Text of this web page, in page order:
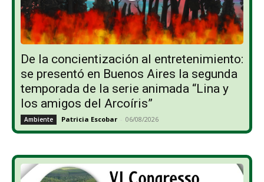
De la concientización al entretenimiento:
se presentó en Buenos Aires la segunda
temporada de la serie animada “Lina y
los amigos del Arcoíris”
Ambiente Patricia Escobar - 06/08/2026